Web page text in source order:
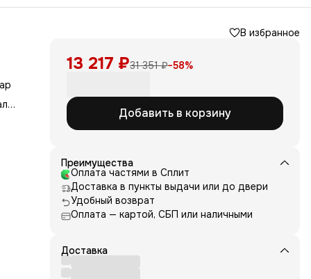
В избранное
13 217 ₽31 351 ₽−58%
Добавить в корзину
Преимущества
Оплата частями в Сплит
Доставка в пункты выдачи или до двери
Удобный возврат
Оплата — картой, СБП или наличными
Доставка